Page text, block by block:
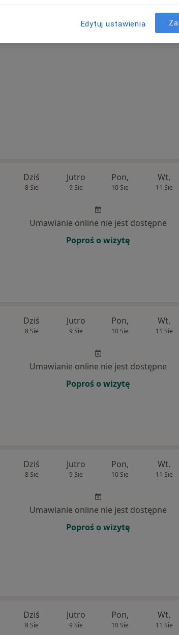
Dziś
8 Sie
Jutro
9 Sie
Pon,
10 Sie
Wt,
11 Sie
Umawianie online nie jest dostępne
Poproś o wizytę
Dziś
8 Sie
Jutro
9 Sie
Pon,
10 Sie
Wt,
11 Sie
Umawianie online nie jest dostępne
Poproś o wizytę
Dziś
8 Sie
Jutro
9 Sie
Pon,
10 Sie
Wt,
11 Sie
Umawianie online nie jest dostępne
Poproś o wizytę
Dziś
8 Sie
Jutro
9 Sie
Pon,
10 Sie
Wt,
11 Sie
Edytuj ustawienia